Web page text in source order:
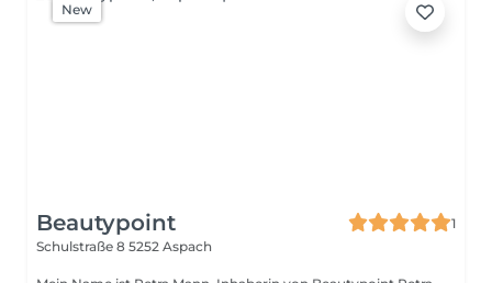
New
Beautypoint
1
Schulstraße 8 5252 Aspach